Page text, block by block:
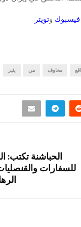
فيسبوك وتويتر
مخاوف من يثير
الحباشنة تكتب:
للسفارات